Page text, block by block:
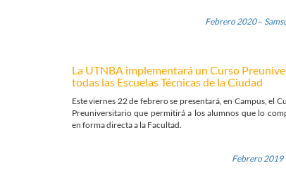
Febrero 2020–
La UTNBA implementará un Curso
todas las Escuelas Técnicas de la Ciudad
Este viernes 22 de febrero se presentará, en Campus, el
Preuniversitario que permitirá a los alumnos que lo
en forma directa a la Facultad.
Febrero 2019